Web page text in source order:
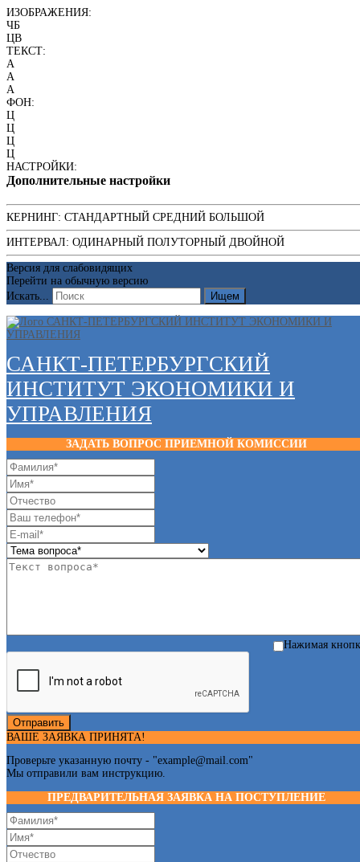
ИЗОБРАЖЕНИЯ:
ЧБ
ЦВ
ТЕКСТ:
A
A
A
ФОН:
Ц
Ц
Ц
Ц
НАСТРОЙКИ:
Дополнительные настройки
КЕРНИНГ: СТАНДАРТНЫЙ СРЕДНИЙ БОЛЬШОЙ
ИНТЕРВАЛ: ОДИНАРНЫЙ ПОЛУТОРНЫЙ ДВОЙНОЙ
Версия для слабовидящих
Перейти на обычную версию
Искать...
Ищем
САНКТ-ПЕТЕРБУРГСКИЙ
ИНСТИТУТ ЭКОНОМИКИ И
УПРАВЛЕНИЯ
ЗАДАТЬ ВОПРОС ПРИЕМНОЙ КОМИССИИ
Нажимая
Отправить
ВАШЕ ЗАЯВКА ПРИНЯТА!
Проверьте указанную почту - "example@mail.com"
Мы отправили вам инструкцию.
ПРЕДВАРИТЕЛЬНАЯ ЗАЯВКА НА ПОСТУПЛЕНИЕ